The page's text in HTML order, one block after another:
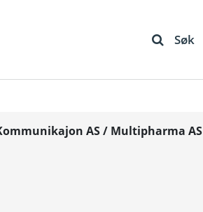
Søk
AS / Multipharma AS